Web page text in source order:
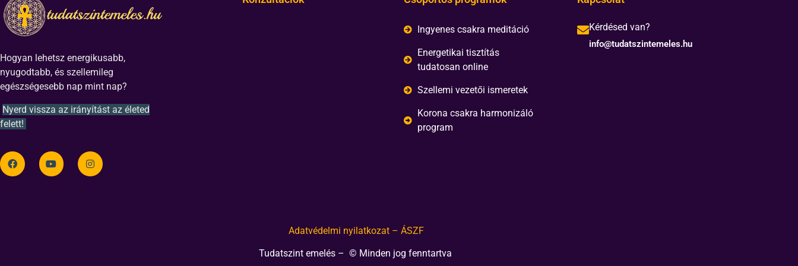
Hogyan lehetsz energikusabb,
nyugodtabb, és szellemileg
egészségesebb nap mint nap?
Nyerd vissza az irányítást az életed
felett!
Ingyenes csakra meditáció
Energetikai tisztítás
tudatosan online
Szellemi vezetői ismeretek
Korona csakra harmonizáló
program
Kérdésed van?
info@tudatszintemeles.hu
Adatvédelmi nyilatkozat – ÁSZF
Tudatszint emelés – © Minden jog fenntartva